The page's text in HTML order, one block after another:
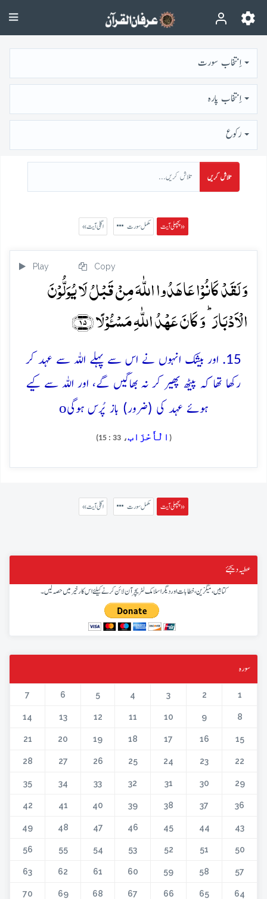
اِنتخاب سورت
اِنتخاب پارہ
رُكوع
تلاش کریں
پچھلی آیت » مکمل سورت « اگلی آیت
Play Copy
وَ لَقَدۡ کَانُوۡا عَاہَدُوا اللّٰہَ مِنۡ قَبۡلُ لَا یُوَلُّوۡنَ
الۡاَدۡبَارَ ؕ وَ کَانَ عَہۡدُ اللّٰہِ مَسۡـُٔوۡلًا ﴿۱۵﴾
15. اور بیشک انہوں نے اس سے پہلے اللہ سے عہد کر
رکھا تھا کہ پیٹھ پھیر کر نہ بھاگیں گے، اور اللہ سے کیے
ہوئے عہد کی (ضرور) باز پُرس ہوگیo
( الْأَحْزَاب، 33 : 15)
پچھلی آیت » مکمل سورت « اگلی آیت
عطیہ دیجئے
کتابیں، میگزین، خطابات اور دیگر اسلامک لٹریچر آن لائن کرنے کیلئے اس کار خیر میں حصہ لیں۔
سورہ
1
2
3
4
5
6
7
8
9
10
11
12
13
14
15
16
17
18
19
20
21
22
23
24
25
26
27
28
29
30
31
32
33
34
35
36
37
38
39
40
41
42
43
44
45
46
47
48
49
50
51
52
53
54
55
56
57
58
59
60
61
62
63
64
65
66
67
68
69
70